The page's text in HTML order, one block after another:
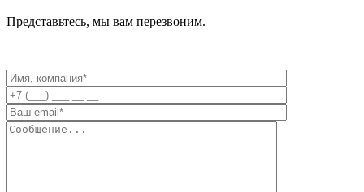
Представьтесь, мы вам перезвоним.